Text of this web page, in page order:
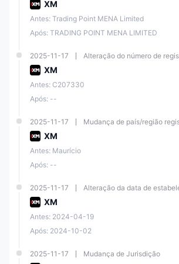
Sim, XM é regulado por várias agências como
(Belize).
Qual é o depósito mínimo necessário para abrir
O depósito mínimo necessário para as duas
Standard e conta Ultra Low) é de $5, enquanto
de $10.000.
Quais plataformas de negociação a XM oferece?
XM oferece as plataformas de negociação mais
MT4 e MT5, além de seu próprio aplicativo móvel.
Qual é a alavancagem máxima oferecida pela
A alavancagem máxima oferecida pela XM é de
A XM oferece uma conta demo?
Sim, XM oferece uma conta demo de 30 dias para
praticarem sem arriscar seu próprio dinheiro.
XM
Antes: Trading Point MENA Limited
Após: TRADING POINT MENA LIMITED
2025-11-17 Alteração do número de
XM
Antes: C207330
Após: --
2025-11-17 Mudança de país/região
XM
Antes: Maurício
Após: --
2025-11-17 Alteração da data de
XM
Antes: 2024-04-19
Após: 2024-10-02
2025-11-17 Mudança de Jurisdição